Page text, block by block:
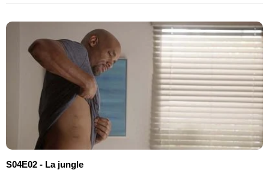
S04E02 - La jungle